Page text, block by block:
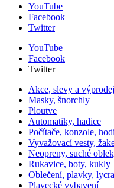
YouTube
Facebook
Twitter
YouTube
Facebook
Twitter
Akce, slevy a výprodej
Masky, šnorchly
Ploutve
Automatiky, hadice
Počítače, konzole,
Vyvažovací vesty,
Neopreny, suché
Rukavice, boty, kukly
Oblečení, plavky,
Plavecké vybavení